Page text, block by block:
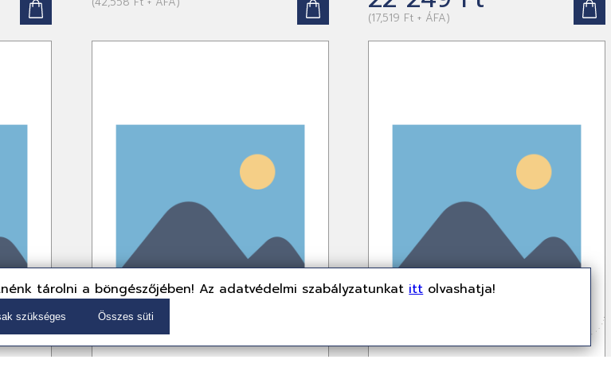
tárolni a böngészőjében! Az adatvédelmi szabályzatunkatittolvashatja!
szükséges Összes süti
(17,519 Ft + ÁFA)